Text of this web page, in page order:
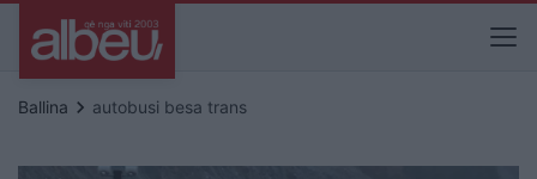
Ballina keyboard_arrow_right autobusi besa trans